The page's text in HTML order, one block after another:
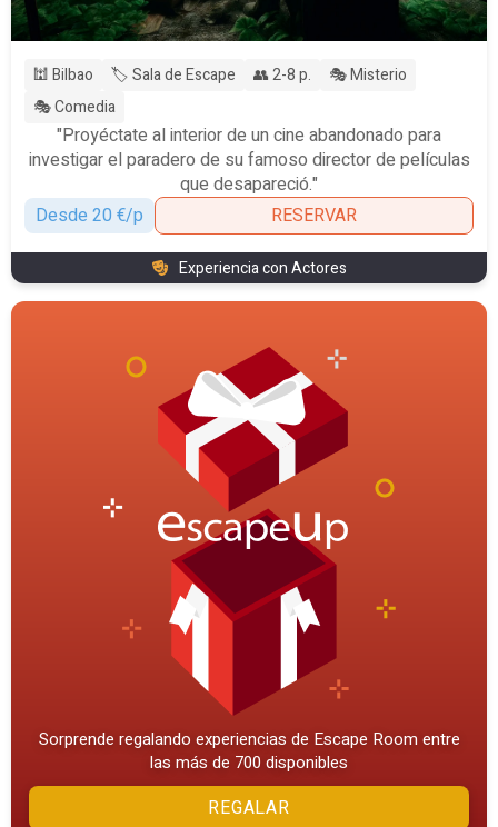
🕍 Bilbao 🏷️ Sala de Escape 👥 2-8 p.
🎭 Misterio
🎭 Comedia
"Proyéctate al interior de un cine abandonado para
investigar el paradero de su famoso director de películas
que desapareció."
Desde 20 €/p
RESERVAR
Experiencia con Actores
Sorprende regalando experiencias de Escape Room entre
las más de 700 disponibles
REGALAR